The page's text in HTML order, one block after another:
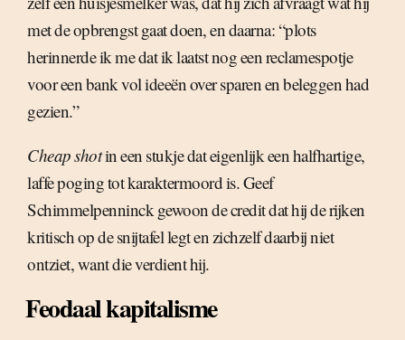
met de opbrengst gaat doen, en daarna: “plots
herinnerde ik me dat ik laatst nog een reclamespotje
voor een bank vol ideeën over sparen en beleggen had
gezien.”
Cheap shotin een stukje dat eigenlijk een halfhartige,
laffe poging tot karaktermoord is. Geef
Schimmelpenninck gewoon de credit dat hij de rijken
kritisch op de snijtafel legt en zichzelf daarbij niet
ontziet, want die verdient hij.
Feodaal kapitalisme